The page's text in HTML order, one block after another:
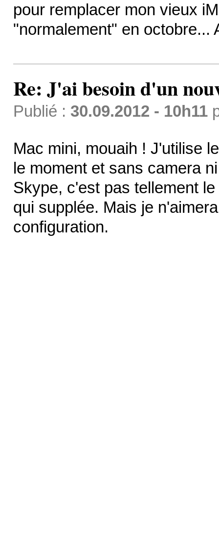
pour remplacer mon vieux
"normalement" en octobre...
Re: J'ai besoin d'un
Publié : 30.09.2012 - 10h11
Mac mini, mouaih ! J'utilise
le moment et sans camera
Skype, c'est pas tellement
qui supplée. Mais je
configuration.